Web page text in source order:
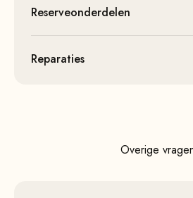
Reserveonderdelen
Reparaties
Overige